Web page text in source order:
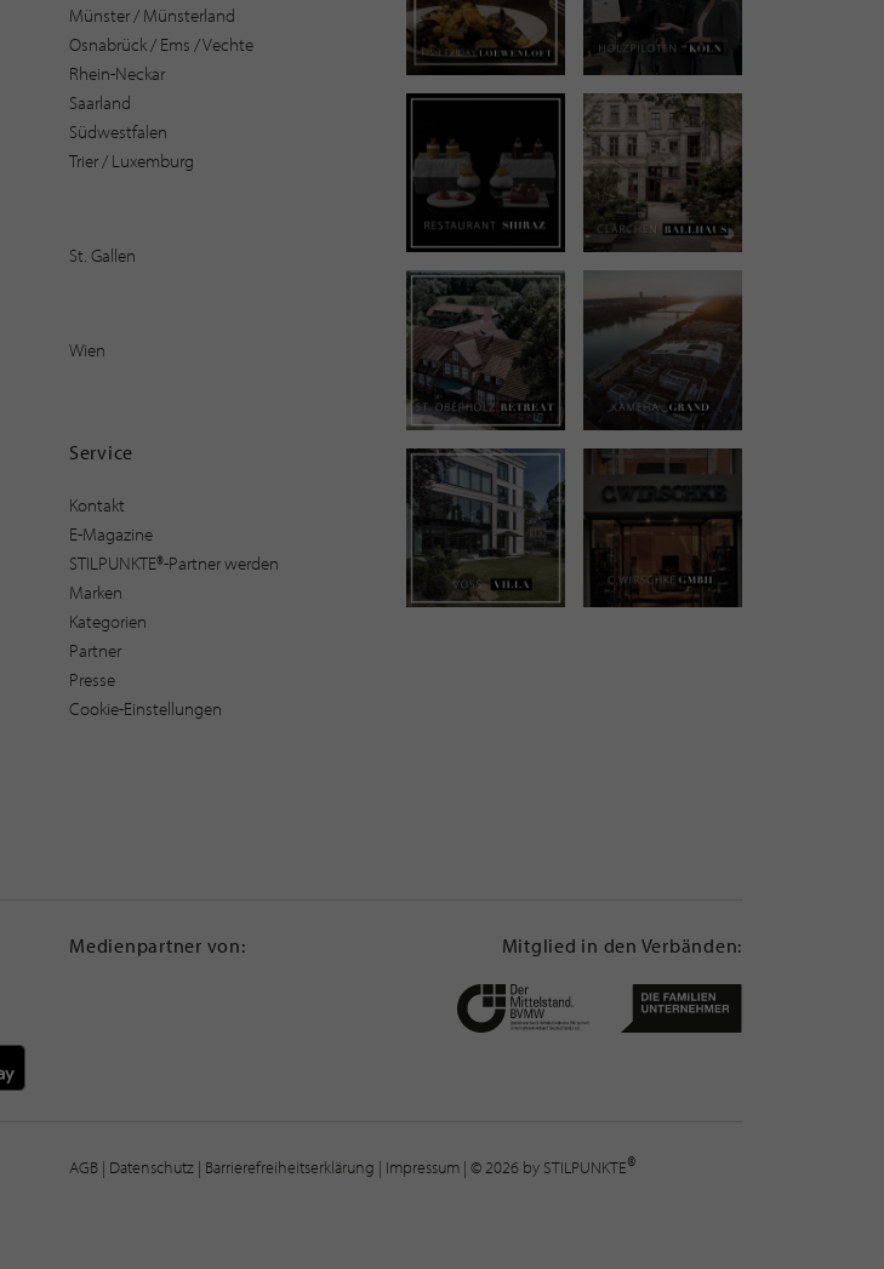
Münster / Münsterland
Osnabrück / Ems / Vechte
Rhein-Neckar
Saarland
Südwestfalen
Trier / Luxemburg
St. Gallen
Wien
Service
Kontakt
E-Magazine
STILPUNKTE®-Partner werden
Marken
Kategorien
Partner
Presse
Cookie-Einstellungen
Medienpartner von: Mitglied in den Verbänden:
AGB | Datenschutz | Barrierefreiheitserklärung | Impressum | © 2026 by STILPUNKTE®